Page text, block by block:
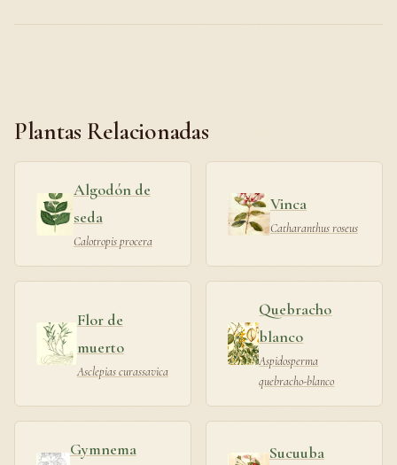
Plantas Relacionadas
Algodón de
seda
Calotropis procera
Vinca
Catharanthus roseus
Flor de
muerto
Asclepias curassavica
Quebracho
blanco
Aspidosperma
quebracho-blanco
Gymnema
Sucuuba